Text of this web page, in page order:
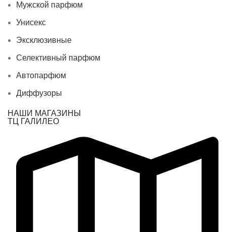
Мужской парфюм
Унисекс
Эксклюзивные
Селективный парфюм
Автопарфюм
Диффузоры
НАШИ МАГАЗИНЫ
ТЦ ГАЛИЛЕО